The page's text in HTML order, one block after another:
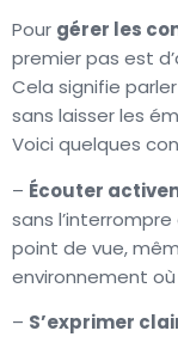
Pour gérer les
premier pas est
Cela signifie
sans laisser les
Voici quelques
– Écouter
sans
point de vue,
environnement
– S’exprimer